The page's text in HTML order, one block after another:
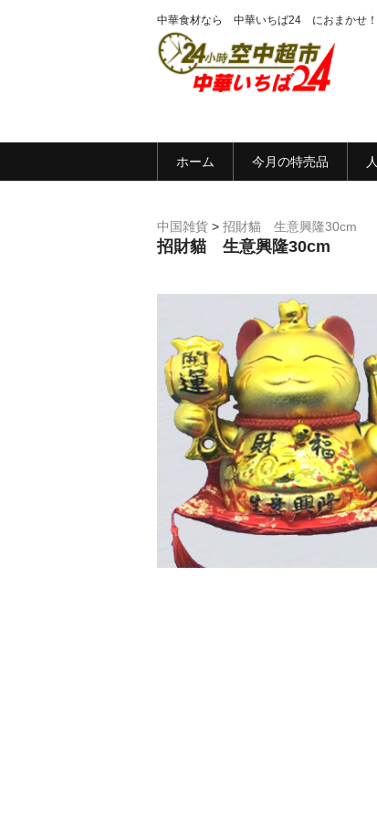
中華食材なら 中華いちば24 におまかせ！
ホーム 今月の特売品
中国雑貨 > 招財貓 生意興隆30cm
招財貓 生意興隆30cm